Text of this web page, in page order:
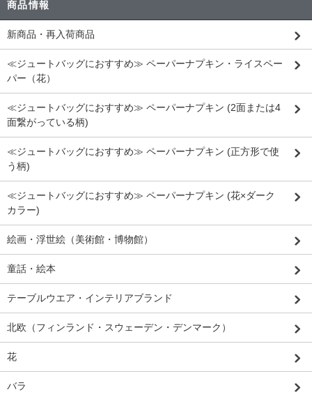
商品情報
新商品・再入荷商品
≪ジュートバッグにおすすめ≫ ペーパーナプキン・ライスペー
パー（花）
≪ジュートバッグにおすすめ≫ ペーパーナプキン (2面または4
面繋がっている柄)
≪ジュートバッグにおすすめ≫ ペーパーナプキン (正方形で使
う柄)
≪ジュートバッグにおすすめ≫ ペーパーナプキン (花×ダーク
カラー)
絵画・浮世絵（美術館・博物館）
童話・絵本
テーブルウエア・インテリアブランド
北欧（フィンランド・スウェーデン・デンマーク）
花
バラ